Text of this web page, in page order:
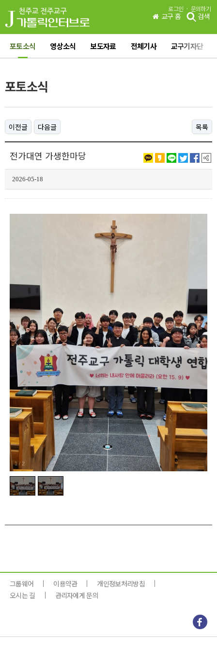
로그인 · 문의하기
교구 홈 검색
포토소식 영상소식 보도자료 전체기사 교구기자단
포토소식
이전글 다음글 목록
전가대연 가생한마당
2026-05-18
1/ 2
그룹웨어 이용약관
개인정보처리방침
오시는 길
관리자에게 문의